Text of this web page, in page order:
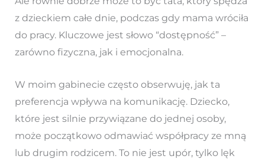
z dzieckiem całe dnie, podczas gdy mama wróciła
do pracy. Kluczowe jest słowo “dostępność” –
zarówno fizyczna, jak i emocjonalna.
W moim gabinecie często obserwuję, jak ta
preferencja wpływa na komunikację. Dziecko,
które jest silnie przywiązane do jednej osoby,
może początkowo odmawiać współpracy ze mną
lub drugim rodzicem. To nie jest upór, tylko lęk